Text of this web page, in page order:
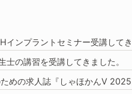
インプラントセミナー受講してき
士の講習を受講してきました。
めの求人誌『しゃほかんV 2025